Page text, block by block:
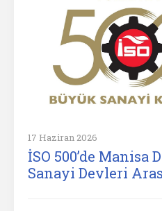
17 Haziran 2026
İSO 500’de Manisa
Sanayi Devleri